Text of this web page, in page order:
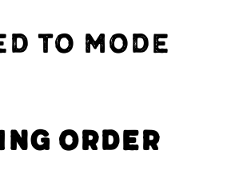
To Mode
Order